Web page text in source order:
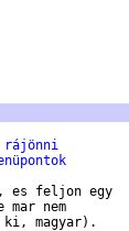
rájönni
es feljon egy
nem
ki, magyar).